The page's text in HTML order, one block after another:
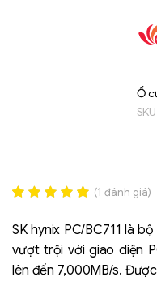
Ổ
out of 5
based on
đánh giá
(1 đánh giá)
SK hynix PC/BC711 là
vượt trội với giao diện
lên đến 7,000MB/s.